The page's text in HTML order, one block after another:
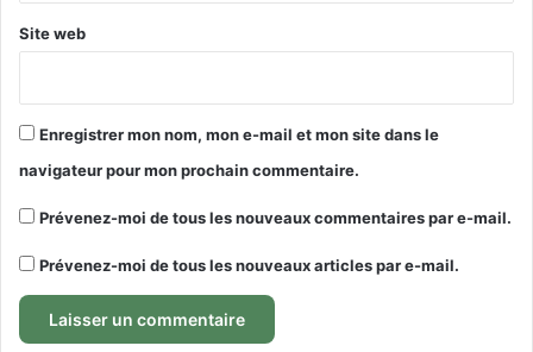
Site web
Enregistrer mon nom, mon e-mail et mon site dans le
navigateur pour mon prochain commentaire.
Prévenez-moi de tous les nouveaux commentaires par e-mail.
Prévenez-moi de tous les nouveaux articles par e-mail.